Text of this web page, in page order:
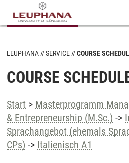
LEUPHANA SERVICE COURSE
COURSE
Start > Masterprogramm
& Entrepreneurship (M.Sc.) ->
Sprachangebot (ehemals
CPs) -> Italienisch A1